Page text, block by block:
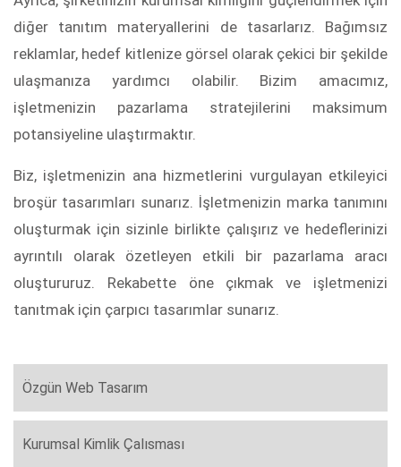
diğer tanıtım materyallerini de tasarlarız. Bağımsız
reklamlar, hedef kitlenize görsel olarak çekici bir şekilde
ulaşmanıza yardımcı olabilir. Bizim amacımız,
işletmenizin pazarlama stratejilerini maksimum
potansiyeline ulaştırmaktır.
Biz, işletmenizin ana hizmetlerini vurgulayan etkileyici
broşür tasarımları sunarız. İşletmenizin marka tanımını
oluşturmak için sizinle birlikte çalışırız ve hedeflerinizi
ayrıntılı olarak özetleyen etkili bir pazarlama aracı
oluştururuz. Rekabette öne çıkmak ve işletmenizi
tanıtmak için çarpıcı tasarımlar sunarız.
Özgün Web Tasarım
Kurumsal Kimlik Çalısması